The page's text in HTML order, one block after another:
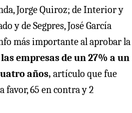
Jorge Quiroz; de Interior y
y de Segpres, José García
más importante al aprobar la
empresas de un 27% a un
años, artículo que fue
favor, 65 en contra y 2